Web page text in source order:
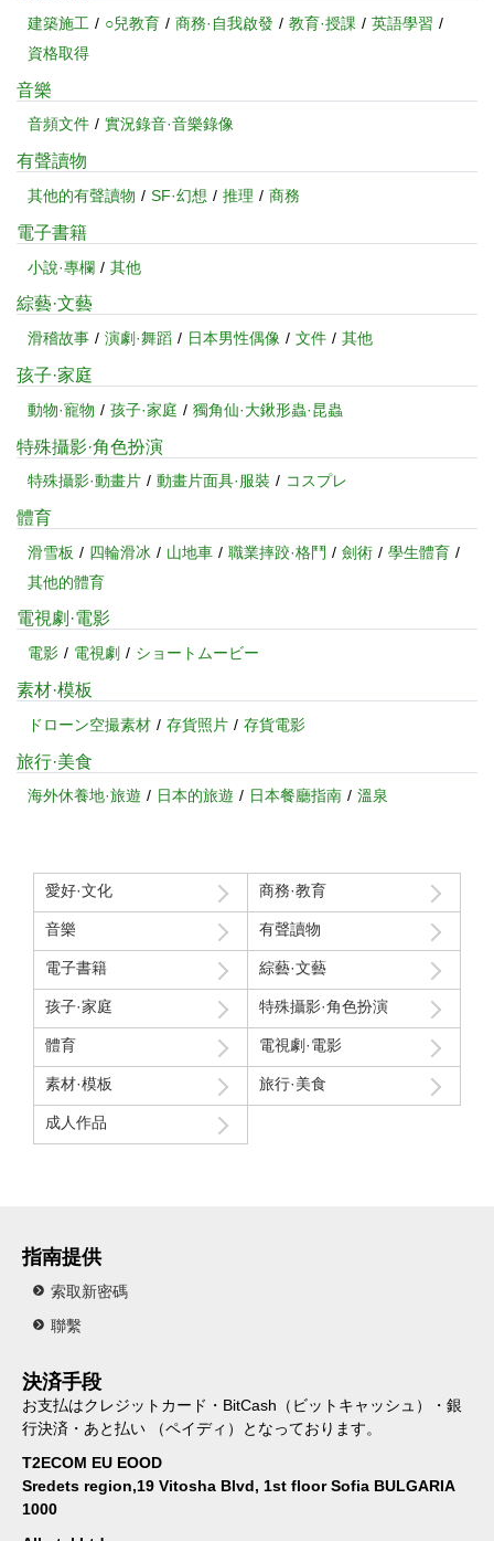
建築施工 ○兒教育 商務·自我啟發 教育·授課
英語學習
資格取得
音樂
音頻文件 實況錄音·音樂錄像
有聲讀物
其他的有聲讀物 SF·幻想 推理 商務
電子書籍
小說·專欄 其他
綜藝·文藝
滑稽故事 演劇·舞蹈 日本男性偶像 文件 其他
孩子·家庭
動物·寵物 孩子·家庭 獨角仙·大鍬形蟲·昆蟲
特殊攝影·角色扮演
特殊攝影·動畫片 動畫片面具·服裝 コスプレ
體育
滑雪板 四輪滑冰 山地車 職業摔跤·格鬥 劍術
學生體育
其他的體育
電視劇·電影
電影 電視劇 ショートムービー
素材·模板
ドローン空撮素材 存貨照片 存貨電影
旅行·美食
海外休養地·旅遊 日本的旅遊 日本餐廳指南 溫泉
愛好·文化 商務·教育
音樂 有聲讀物
電子書籍 綜藝·文藝
孩子·家庭 特殊攝影·角色扮演
體育 電視劇·電影
素材·模板 旅行·美食
成人作品
指南提供
索取新密碼
聯繫
決済手段
お支払はクレジットカード・BitCash（ビットキャッシュ）・銀
行決済・あと払い （ペイディ）となっております。
T2ECOM EU EOOD
Sredets region,19 Vitosha Blvd, 1st floor Sofia BULGARIA
1000